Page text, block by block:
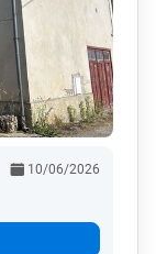
10/06/2026